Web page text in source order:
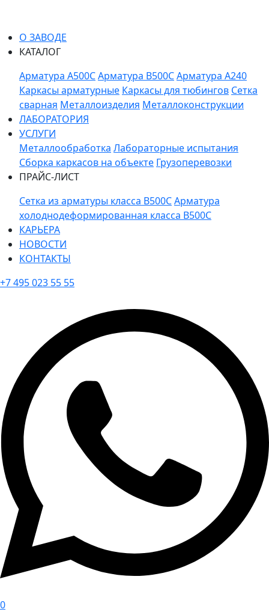
О ЗАВОДЕ
КАТАЛОГ
Арматура A500CАрматура B500CАрматура A240
Каркасы арматурные Каркасы для тюбингов Сетка
сварная Металлоизделия Металлоконструкции
ЛАБОРАТОРИЯ
УСЛУГИ
Металлообработка Лабораторные испытания
Сборка каркасов на объекте Грузоперевозки
ПРАЙС-ЛИСТ
Сетка из арматуры класса В500САрматура
холоднодеформированная класса В500С
КАРЬЕРА
НОВОСТИ
КОНТАКТЫ
+7 495 023 55 55
0